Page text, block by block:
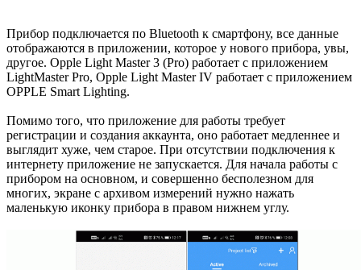
Прибор подключается по Bluetooth к смартфону, все данные
отображаются в приложении, которое у нового прибора, увы,
другое. Opple Light Master 3 (Pro) работает с приложением
LightMaster Pro, Opple Light Master IV работает с приложением
OPPLE Smart Lighting.
Помимо того, что приложение для работы требует
регистрации и создания аккаунта, оно работает медленнее и
выглядит хуже, чем старое. При отсутствии подключения к
интернету приложение не запускается. Для начала работы с
прибором на основном, и совершенно бесполезном для
многих, экране с архивом измерений нужно нажать
маленькую иконку прибора в правом нижнем углу.